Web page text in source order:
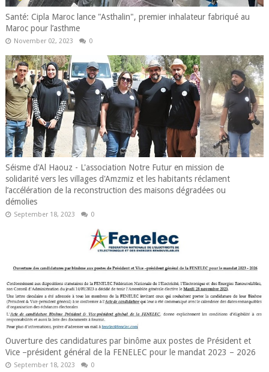
Santé: Cipla Maroc lance "Asthalin", premier inhalateur fabriqué au
Maroc pour l’asthme
November 02, 2023 0
Séisme d'Al Haouz - L'association Notre Futur en mission de
solidarité vers les villages d'Amzmiz et les habitants réclament
l’accélération de la reconstruction des maisons dégradées ou
démolies
September 18, 2023 0
Ouverture des candidatures par binôme aux postes de Président et
Vice –président général de la FENELEC pour le mandat 2023 – 2026
September 18, 2023 0